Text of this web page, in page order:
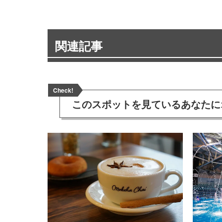
関連記事
Check!
このスポットを見ているあなた